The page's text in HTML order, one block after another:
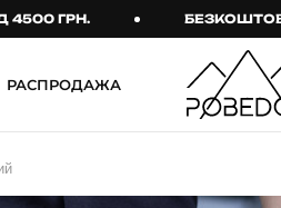
ГРН. БЕЗКОШТОВНА
РАСПРОДАЖА